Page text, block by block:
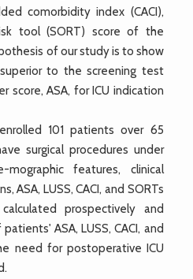
comorbidity index (CACI),
tool (SORT) score of the
of our study is to show
to the screening test
score, ASA, for ICU indication
101 patients over 65
surgical procedures under
features, clinical
ASA, LUSS, CACI, and SORTs
prospectively and
ASA, LUSS, CACI, and
need for postoperative ICU